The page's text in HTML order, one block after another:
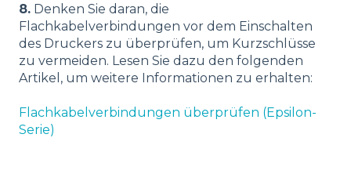
8. Denken Sie daran, die
Flachkabelverbindungen vor dem Einschalten
des Druckers zu überprüfen, um Kurzschlüsse
zu vermeiden. Lesen Sie dazu den folgenden
Artikel, um weitere Informationen zu erhalten:
Flachkabelverbindungen überprüfen (Epsilon-
Serie)